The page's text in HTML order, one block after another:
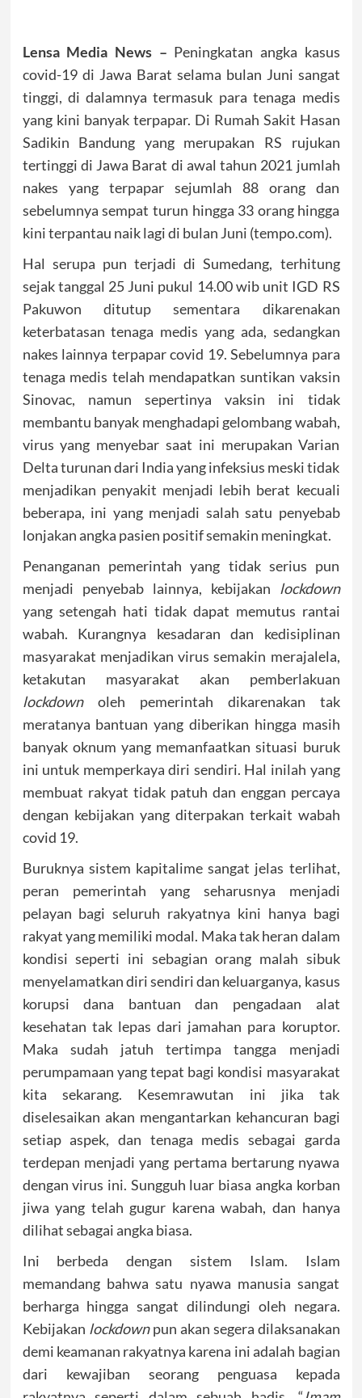
Lensa Media News – Peningkatan angka kasus
covid-19 di Jawa Barat selama bulan Juni sangat
tinggi, di dalamnya termasuk para tenaga medis
yang kini banyak terpapar. Di Rumah Sakit Hasan
Sadikin Bandung yang merupakan RS rujukan
tertinggi di Jawa Barat di awal tahun 2021 jumlah
nakes yang terpapar sejumlah 88 orang dan
sebelumnya sempat turun hingga 33 orang hingga
kini terpantau naik lagi di bulan Juni (tempo.com).
Hal serupa pun terjadi di Sumedang, terhitung
sejak tanggal 25 Juni pukul 14.00 wib unit IGD RS
Pakuwon ditutup sementara dikarenakan
keterbatasan tenaga medis yang ada, sedangkan
nakes lainnya terpapar covid 19. Sebelumnya para
tenaga medis telah mendapatkan suntikan vaksin
Sinovac, namun sepertinya vaksin ini tidak
membantu banyak menghadapi gelombang wabah,
virus yang menyebar saat ini merupakan Varian
Delta turunan dari India yang infeksius meski tidak
menjadikan penyakit menjadi lebih berat kecuali
beberapa, ini yang menjadi salah satu penyebab
lonjakan angka pasien positif semakin meningkat.
Penanganan pemerintah yang tidak serius pun
menjadi penyebab lainnya, kebijakan lockdown
yang setengah hati tidak dapat memutus rantai
wabah. Kurangnya kesadaran dan kedisiplinan
masyarakat menjadikan virus semakin merajalela,
ketakutan masyarakat akan pemberlakuan
lockdownoleh pemerintah dikarenakan tak
meratanya bantuan yang diberikan hingga masih
banyak oknum yang memanfaatkan situasi buruk
ini untuk memperkaya diri sendiri. Hal inilah yang
membuat rakyat tidak patuh dan enggan percaya
dengan kebijakan yang diterpakan terkait wabah
covid 19.
Buruknya sistem kapitalime sangat jelas terlihat,
peran pemerintah yang seharusnya menjadi
pelayan bagi seluruh rakyatnya kini hanya bagi
rakyat yang memiliki modal. Maka tak heran dalam
kondisi seperti ini sebagian orang malah sibuk
menyelamatkan diri sendiri dan keluarganya, kasus
korupsi dana bantuan dan pengadaan alat
kesehatan tak lepas dari jamahan para koruptor.
Maka sudah jatuh tertimpa tangga menjadi
perumpamaan yang tepat bagi kondisi masyarakat
kita sekarang. Kesemrawutan ini jika tak
diselesaikan akan mengantarkan kehancuran bagi
setiap aspek, dan tenaga medis sebagai garda
terdepan menjadi yang pertama bertarung nyawa
dengan virus ini. Sungguh luar biasa angka korban
jiwa yang telah gugur karena wabah, dan hanya
dilihat sebagai angka biasa.
Ini berbeda dengan sistem Islam. Islam
memandang bahwa satu nyawa manusia sangat
berharga hingga sangat dilindungi oleh negara.
Kebijakan lockdownpun akan segera dilaksanakan
demi keamanan rakyatnya karena ini adalah bagian
dari kewajiban seorang penguasa kepada